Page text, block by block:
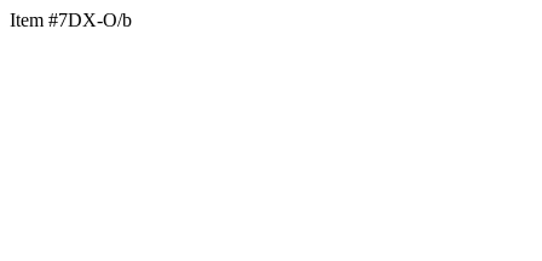
Item #7DX-O/b